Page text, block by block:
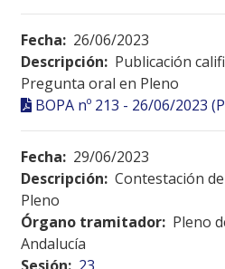
Fecha: 26/06/2023
Descripción: Publicación
Pregunta oral en Pleno
BOPA nº 213 - 26/06/2023
Fecha: 29/06/2023
Descripción: Contestación
Pleno
Órgano tramitador: Pleno
Andalucía